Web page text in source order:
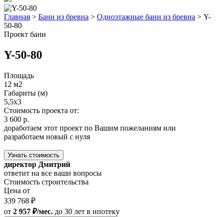
Главная > Бани из бревна > Одноэтажные бани из бревна > Y-
50-80
Проект бани
Y-50-80
Площадь
12 м2
Габариты (м)
5,5x3
Стоимость проекта от:
3 600 р.
доработаем этот проект по Вашим пожеланиям или
разработаем новый с нуля
Узнать стоимость
директор Дмитрий
ответит на все ваши вопросы
Стоимость строительства
Цена от
339 768 ₽
от 2 957 ₽/мес. до 30 лет в ипотеку